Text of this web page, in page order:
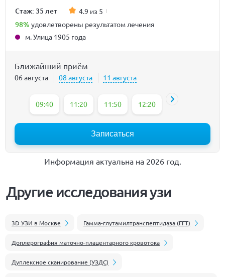
Стаж: 35 лет 4.9 из 5
98% удовлетворены результатом лечения
м. Улица 1905 года
Ближайший приём
06 августа 08 августа 11 августа
09:40 11:20 11:50 12:20 13:35
Записаться
Информация актуальна на 2026 год.
Другие исследования узи
3D УЗИ в Москве Гамма-глутамилтранспептидаза (ГГТ)
Доплерография маточно-плацентарного кровотока
Дуплексное сканирование (УЗДС)